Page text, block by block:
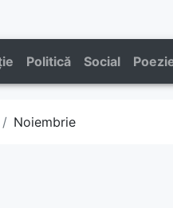
Politică Social
Noiembrie